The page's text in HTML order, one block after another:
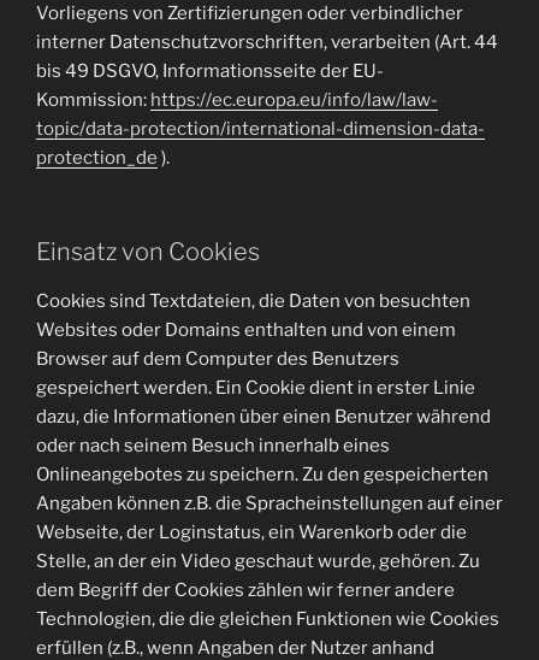
Vorliegens von Zertifizierungen oder verbindlicher
interner Datenschutzvorschriften, verarbeiten (Art. 44
bis 49 DSGVO, Informationsseite der EU-
Kommission: https://ec.europa.eu/info/law/law-
topic/data-protection/international-dimension-data-
protection_de ).
Einsatz von Cookies
Cookies sind Textdateien, die Daten von besuchten
Websites oder Domains enthalten und von einem
Browser auf dem Computer des Benutzers
gespeichert werden. Ein Cookie dient in erster Linie
dazu, die Informationen über einen Benutzer während
oder nach seinem Besuch innerhalb eines
Onlineangebotes zu speichern. Zu den gespeicherten
Angaben können z.B. die Spracheinstellungen auf einer
Webseite, der Loginstatus, ein Warenkorb oder die
Stelle, an der ein Video geschaut wurde, gehören. Zu
dem Begriff der Cookies zählen wir ferner andere
Technologien, die die gleichen Funktionen wie Cookies
erfüllen (z.B., wenn Angaben der Nutzer anhand